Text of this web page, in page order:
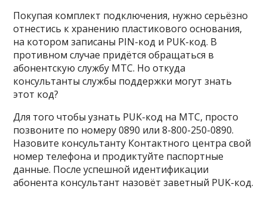
Покупая комплект подключения, нужно серьёзно
отнестись к хранению пластикового основания,
на котором записаны PIN-код и PUK-код. В
противном случае придётся обращаться в
абонентскую службу МТС. Но откуда
консультанты службы поддержки могут знать
этот код?
Для того чтобы узнать PUK-код на МТС, просто
позвоните по номеру 0890 или 8-800-250-0890.
Назовите консультанту Контактного центра свой
номер телефона и продиктуйте паспортные
данные. После успешной идентификации
абонента консультант назовёт заветный PUK-код.